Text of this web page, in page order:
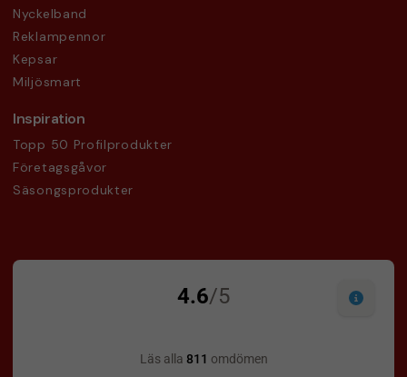
Nyckelband
Reklampennor
Kepsar
Miljösmart
Inspiration
Topp 50 Profilprodukter
Företagsgåvor
Säsongsprodukter